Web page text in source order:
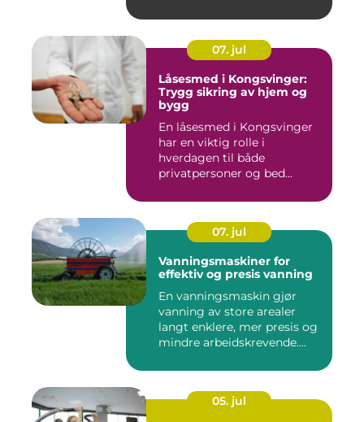
07. jul
Låsesmed i Kongsvinger:
Trygg sikring av hjem og
bygg
En låsesmed i Kongsvinger
har en viktig rolle i
hverdagen til både
privatpersoner og bed...
07. jul
Vanningsmaskiner for
effektiv og presis vanning
En vanningsmaskin gjør
vanning av store arealer
langt enklere, mer presis og
mindre arbeidskrevende....
05. jul